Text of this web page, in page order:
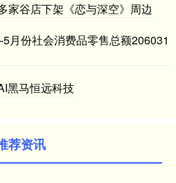
家谷店下架《恋与深空》周边
月份社会消费品零售总额206031
黑马恒远科技
荐资讯